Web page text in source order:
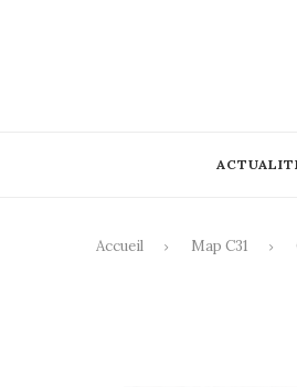
Accueil Map C31